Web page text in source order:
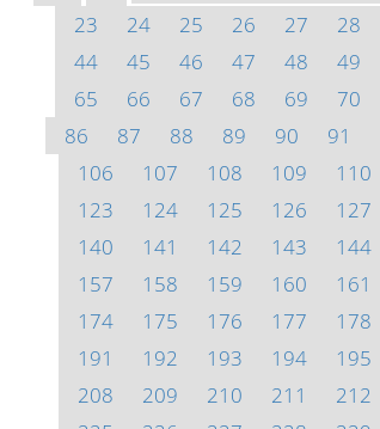
23
24 25 26 27 28
44
45 46 47 48 49
65
66 67 68 69 70
86
87 88 89 90 91
106
107 108 109 110
123
124 125 126 127
140
141 142 143 144
157
158 159 160 161
174
175 176 177 178
191
192 193 194 195
208
209 210 211 212